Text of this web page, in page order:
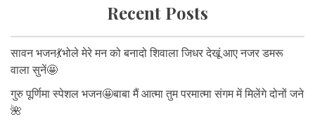
Recent Posts
सावन भजन💃भोले मेरे मन को बनादो शिवाला जिधर देखूं आए नजर डमरू
वाला सुनें🤩
गुरु पूर्णिमा स्पेशल भजन🤩बाबा मैं आत्मा तुम परमात्मा संगम में मिलेंगे दोनों जने
🌺